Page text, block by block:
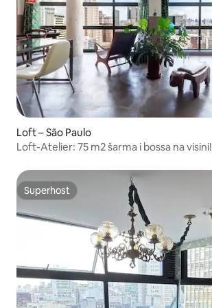
Loft – São Paulo
Loft-Atelier: 75 m2 šarma i bossa na visini!
Superhost
Superhost